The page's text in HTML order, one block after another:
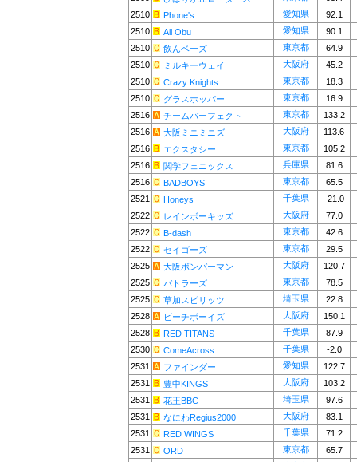
2510
Phone's 愛知県
92.1
2510
All Obu 愛知県
90.1
2510
飲んベーズ 東京都
64.9
2510
ミルキーウェイ 大阪府
45.2
2510
Crazy Knights 東京都
18.3
2510
グラスホッパー 東京都
16.9
2516
チームパーフェクト 東京都
133.2
2516
大阪ミニミニズ 大阪府
113.6
2516
エクスタシー 東京都
105.2
2516
関学フェニックス 兵庫県
81.6
2516
BADBOYS 東京都
65.5
2521
Honeys 千葉県
-21.0
2522
レインボーキッズ 大阪府
77.0
2522
B-dash 東京都
42.6
2522
セイゴーズ 東京都
29.5
2525
大阪ボンバーマン 大阪府
120.7
2525
バトラーズ 東京都
78.5
2525
草加スピリッツ 埼玉県
22.8
2528
ビーチボーイズ 大阪府
150.1
2528
RED TITANS 千葉県
87.9
2530
ComeAcross 千葉県
-2.0
2531
ファインダー 愛知県
122.7
2531
豊中KINGS 大阪府
103.2
2531
花王BBC 埼玉県
97.6
2531
なにわRegius2000 大阪府
83.1
2531
RED WINGS 千葉県
71.2
2531
ORD 東京都
65.7